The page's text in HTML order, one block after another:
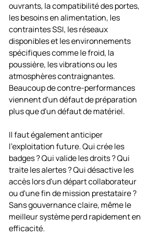
ouvrants, la compatibilité des portes,
les besoins en alimentation, les
contraintes SSI, les réseaux
disponibles et les environnements
spécifiques comme le froid, la
poussière, les vibrations ou les
atmosphères contraignantes.
Beaucoup de contre-performances
viennent d'un défaut de préparation
plus que d'un défaut de matériel.
Il faut également anticiper
l'exploitation future. Qui crée les
badges ? Qui valide les droits ? Qui
traite les alertes ? Qui désactive les
accès lors d'un départ collaborateur
ou d'une fin de mission prestataire ?
Sans gouvernance claire, même le
meilleur système perd rapidement en
efficacité.